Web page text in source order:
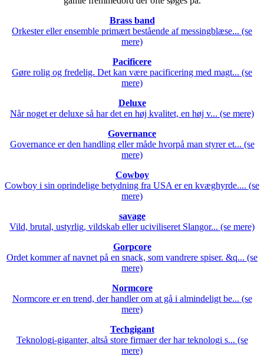
Brass band
Orkester eller ensemble primært bestående af messingblæse... (se
mere)
Pacificere
Gøre rolig og fredelig. Det kan være pacificering med magt... (se
mere)
Deluxe
Når noget er deluxe så har det en høj kvalitet, en høj v... (se mere)
Governance
Governance er den handling eller måde hvorpå man styrer et... (se
mere)
Cowboy
Cowboy i sin oprindelige betydning fra USA er en kvæghyrde.... (se
mere)
savage
Vild, brutal, ustyrlig, vildskab eller uciviliseret Slangor... (se mere)
Gorpcore
Ordet kommer af navnet på en snack, som vandrere spiser. &q... (se
mere)
Normcore
Normcore er en trend, der handler om at gå i almindeligt be... (se
mere)
Techgigant
Teknologi-giganter, altså store firmaer der har teknologi s... (se
mere)